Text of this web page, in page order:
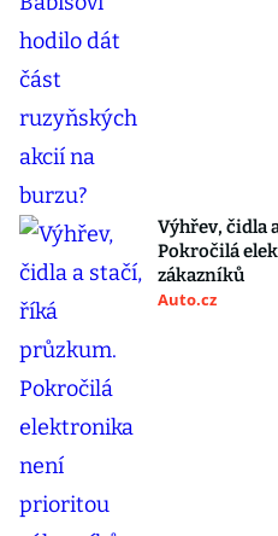
Výhřev, čidla
Pokročilá
zákazníků
Auto.cz